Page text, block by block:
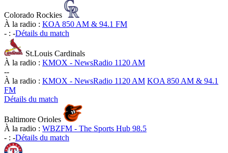
Colorado Rockies
À la radio : KOA 850 AM & 94.1 FM
- : -Détails du match
St.Louis Cardinals
À la radio : KMOX - NewsRadio 1120 AM
--
À la radio : KMOX - NewsRadio 1120 AM KOA 850 AM & 94.1
FM
Détails du match
Baltimore Orioles
À la radio : WBZFM - The Sports Hub 98.5
- : -Détails du match